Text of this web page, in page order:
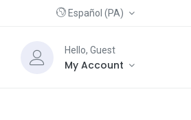
Español (PA)
Hello, Guest
My Account